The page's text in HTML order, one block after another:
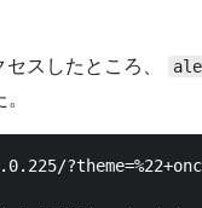
スしたところ、